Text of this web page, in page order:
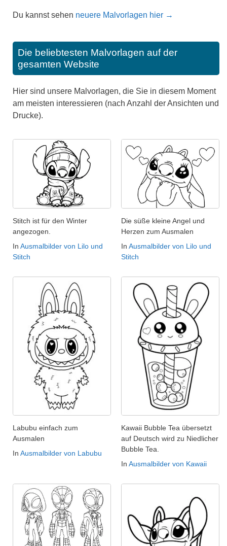
Du kannst sehen neuere Malvorlagen hier →
Die beliebtesten Malvorlagen auf der
gesamten Website
Hier sind unsere Malvorlagen, die Sie in diesem Moment
am meisten interessieren (nach Anzahl der Ansichten und
Drucke).
Stitch ist für den Winter
angezogen.
In Ausmalbilder von Lilo und
Stitch
Die süße kleine Angel und
Herzen zum Ausmalen
In Ausmalbilder von Lilo und
Stitch
Labubu einfach zum
Ausmalen
In Ausmalbilder von Labubu
Kawaii Bubble Tea übersetzt
auf Deutsch wird zu Niedlicher
Bubble Tea.
In Ausmalbilder von Kawaii